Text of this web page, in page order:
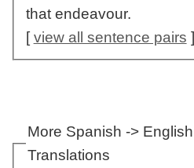
that endeavour.
[view all sentence pairs ]
More Spanish -> English
Translations